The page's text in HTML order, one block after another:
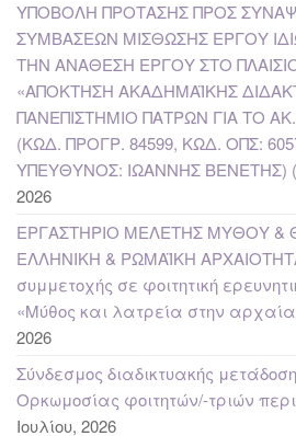
ΥΠΟΒΟΛΗ ΠΡΟΤΑΣΗΣ ΠΡΟΣ
ΣΥΜΒΑΣΕΩΝ ΜΙΣΘΩΣΗΣ ΕΡΓΟΥ
ΤΗΝ ΑΝΑΘΕΣΗ ΕΡΓΟΥ ΣΤΟ
«ΑΠΟΚΤΗΣΗ ΑΚΑΔΗΜΑΪΚΗΣ
ΠΑΝΕΠΙΣΤΗΜΙΟ ΠΑΤΡΩΝ ΓΙΑ ΤΟ ΑΚ.
(ΚΩΔ. ΠΡΟΓΡ. 84599, ΚΩΔ. ΟΠΣ:
ΥΠΕΥΘΥΝΟΣ: ΙΩΑΝΝΗΣ ΒΕΝΕΤΗΣ)
2026
ΕΡΓΑΣΤΗΡΙΟ ΜΕΛΕΤΗΣ ΜΥΘΟΥ &
ΕΛΛΗΝΙΚΗ & ΡΩΜΑΪΚΗ
συμμετοχής σε φοιτητική
«Μύθος και λατρεία στην
2026
Σύνδεσμος διαδικτυακής
Ορκωμοσίας φοιτητών/-τριών
Ιουλίου, 2026